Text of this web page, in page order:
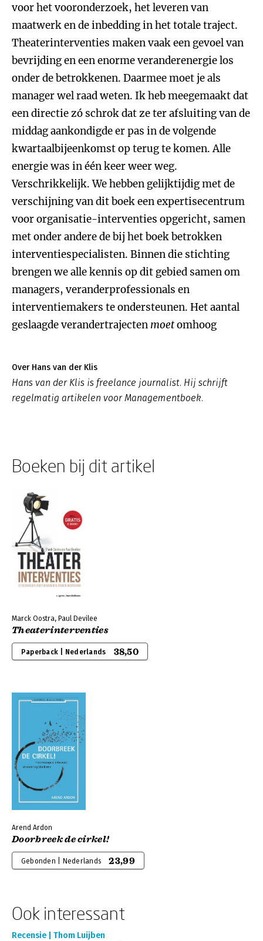
voor het vooronderzoek, het leveren van
maatwerk en de inbedding in het totale traject.
Theaterinterventies maken vaak een gevoel van
bevrijding en een enorme veranderenergie los
onder de betrokkenen. Daarmee moet je als
manager wel raad weten. Ik heb meegemaakt dat
een directie zó schrok dat ze ter afsluiting van de
middag aankondigde er pas in de volgende
kwartaalbijeenkomst op terug te komen. Alle
energie was in één keer weer weg.
Verschrikkelijk. We hebben gelijktijdig met de
verschijning van dit boek een expertisecentrum
voor organisatie-interventies opgericht, samen
met onder andere de bij het boek betrokken
interventiespecialisten. Binnen die stichting
brengen we alle kennis op dit gebied samen om
managers, veranderprofessionals en
interventiemakers te ondersteunen. Het aantal
geslaagde verandertrajecten moetomhoog
Over Hans van der Klis
Hans van der Klis is freelance journalist. Hij schrijft
regelmatig artikelen voor Managementboek.
Boeken bij dit artikel
Marck Oostra, Paul Devilee
Theaterinterventies
Paperback | Nederlands 38,50
Arend Ardon
Doorbreek de cirkel!
Gebonden | Nederlands 23,99
Ook interessant
Recensie | Thom Luijben